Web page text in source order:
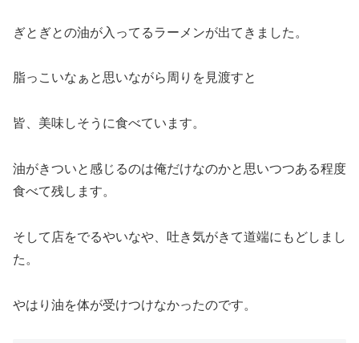
ぎとぎとの油が入ってるラーメンが出てきました。
脂っこいなぁと思いながら周りを見渡すと
皆、美味しそうに食べています。
油がきついと感じるのは俺だけなのかと思いつつある程度
食べて残します。
そして店をでるやいなや、吐き気がきて道端にもどしまし
た。
やはり油を体が受けつけなかったのです。